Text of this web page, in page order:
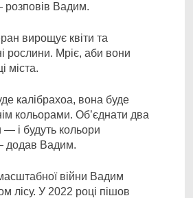
розповів Вадим.
вирощує квіти та
рослини. Мріє, аби вони
міста.
калібрахоа, вона буде
кольорами. Об’єднати два
— і будуть кольори
додав Вадим.
війни Вадим
лісу. У 2022 році пішов